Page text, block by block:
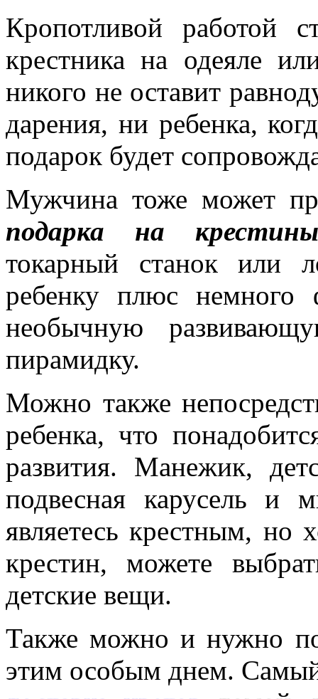
Кропотливой работой
крестника на одеяле
никого не оставит
дарения, ни ребенка,
подарок будет
Мужчина тоже может
подарка на
токарный станок или
ребенку плюс немного
необычную
пирамидку.
Можно также
ребенка, что
развития. Манежик,
подвесная карусель
являетесь крестным, но
крестин, можете
детские вещи.
Также можно и нужно
этим особым днем.